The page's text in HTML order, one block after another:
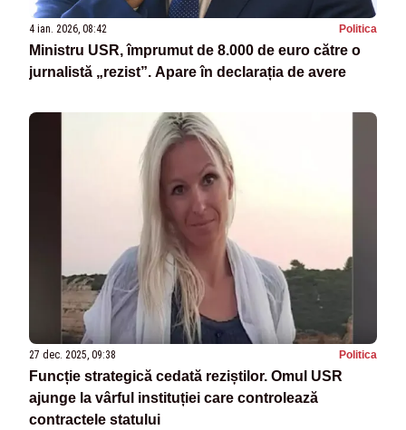
4 ian. 2026, 08:42 Politica
Ministru USR, împrumut de 8.000 de euro către o
jurnalistă „rezist”. Apare în declarația de avere
27 dec. 2025, 09:38 Politica
Funcție strategică cedată reziștilor. Omul USR
ajunge la vârful instituției care controlează
contractele statului